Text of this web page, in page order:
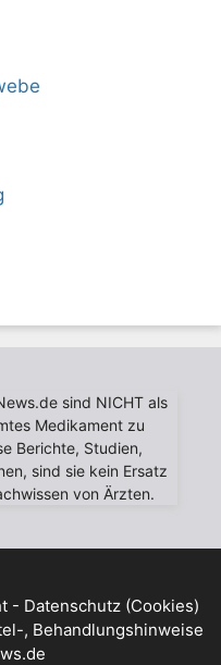
sind NICHT als
Medikament zu
Berichte, Studien,
sind sie kein Ersatz
von Ärzten.
- Datenschutz (Cookies)
, Behandlungshinweise